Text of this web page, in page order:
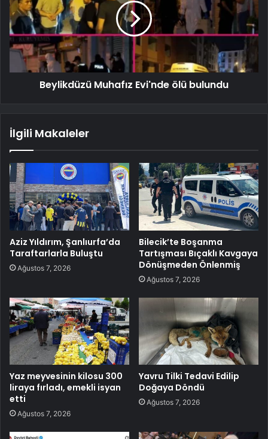
Beylikdüzü Muhafız Evi'nde ölü bulundu
İlgili Makaleler
Aziz Yıldırım, Şanlıurfa’da
Taraftarlarla Buluştu
Ağustos 7, 2026
Bilecik’te Boşanma
Tartışması Bıçaklı Kavgaya
Dönüşmeden Önlenmiş
Ağustos 7, 2026
Yaz meyvesinin kilosu 300
liraya fırladı, emekli isyan
etti
Ağustos 7, 2026
Yavru Tilki Tedavi Edilip
Doğaya Döndü
Ağustos 7, 2026